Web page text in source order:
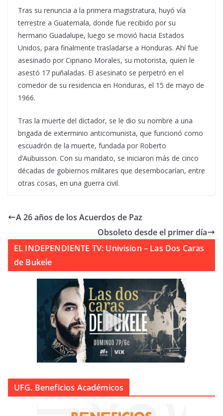
Tras su renuncia a la primera magistratura, huyó vía
terrestre a Guatemala, donde fue recibido por su
hermano Guadalupe, luego se movió hacia Estados
Unidos, para finalmente trasladarse a Honduras. Ahí fue
asesinado por Cipriano Morales, su motorista, quien le
asestó 17 puñaladas. El asesinato se perpetró en el
comedor de su residencia en Honduras, el 15 de mayo de
1966.
Tras la muerte del dictador, se le dio su nombre a una
brigada de exterminio anticomunista, que funcionó como
escuadrón de la muerte, fundada por Roberto
d’Aubuisson. Con su mandato, se iniciaron más de cinco
décadas de gobiernos militares que desembocarían, entre
otras cosas, en una guerra civil.
A 26 años de los Acuerdos de Paz
Obsoleto desde el primer día
EL INDEPENDIENTE TV: Univision – Las Dos Caras
de Bukele
UFG. Beneficios Académicos